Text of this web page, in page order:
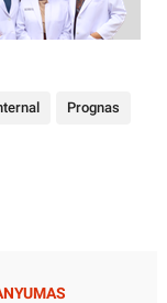
Prognas